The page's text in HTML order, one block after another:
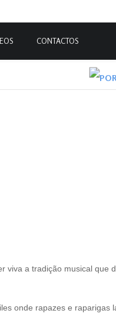
CONTACTOS
viva a tradição musical que
onde rapazes e raparigas